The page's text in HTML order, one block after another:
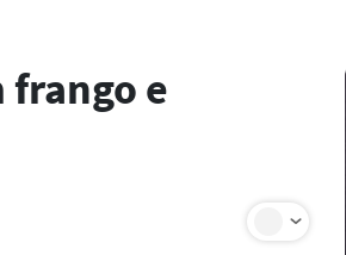
frango e